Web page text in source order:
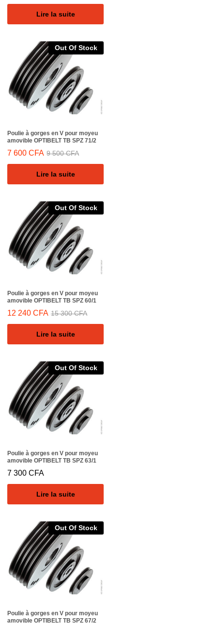
Lire la suite
Out Of Stock
Poulie à gorges en V pour moyeu
amovible OPTIBELT TB SPZ 71/2
7 600 CFA 9 500CFA
Lire la suite
Out Of Stock
Poulie à gorges en V pour moyeu
amovible OPTIBELT TB SPZ 60/1
12 240 CFA 15 300CFA
Lire la suite
Out Of Stock
Poulie à gorges en V pour moyeu
amovible OPTIBELT TB SPZ 63/1
7 300 CFA
Lire la suite
Out Of Stock
Poulie à gorges en V pour moyeu
amovible OPTIBELT TB SPZ 67/2